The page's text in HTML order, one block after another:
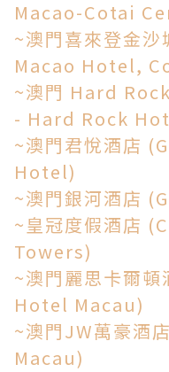
Macao-Cotai
~澳門喜來登金
Macao Hotel,
~澳門 Hard
- Hard Rock
~澳門君悅酒店
Hotel)
~澳門銀河酒店
~皇冠度假酒店
Towers)
~澳門麗思卡爾
Hotel Macau)
~澳門JW萬豪
Macau)